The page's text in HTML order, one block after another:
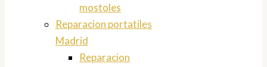
mostoles
Reparacion portatiles
Madrid
Reparacion